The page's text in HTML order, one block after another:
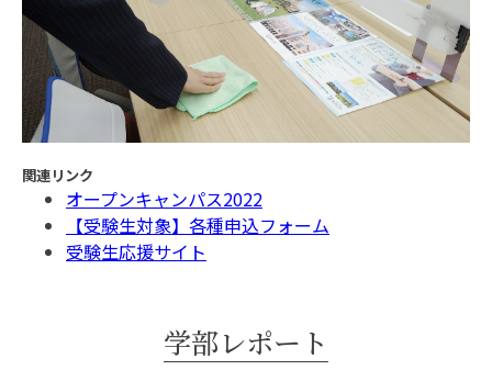
関連リンク
オープンキャンパス2022
【受験生対象】各種申込フォーム
受験生応援サイト
学部レポート